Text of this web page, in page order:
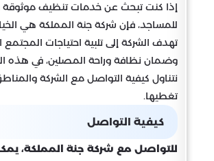
إذا كنت تبحث عن خدمات تنظيف موثوقة
للمساجد، فإن شركة جنة المملكة هي
تهدف الشركة إلى تلبية احتياجات المجتمع
وضمان نظافة وراحة المصلين، في هذه
نتناول كيفية التواصل مع الشركة
تغطيها.
كيفية التواصل
للتواصل مع شركة جنة المملكة،